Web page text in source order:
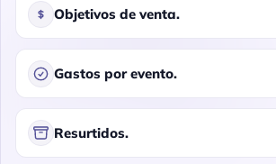
Objetivos de venta.
Gastos por evento.
Resurtidos.